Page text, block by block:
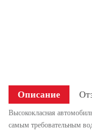
Описание
Высококласная
самым требовательным